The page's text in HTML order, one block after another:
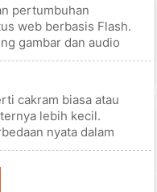
pertumbuhan
web berbasis Flash.
gambar dan audio
tergoda untuk
Ini dapat dilakukan
cakram biasa atau
lebih kecil.
nyata dalam
untuk berfungsi
yang dilakukan oleh